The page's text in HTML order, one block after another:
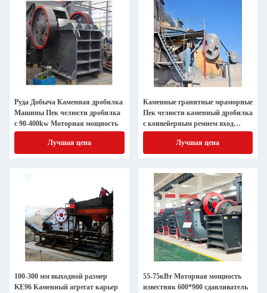
Руда Добыча Каменная дробилка
Машины Пек челюсти дробилка
с 90-400kw Моторная мощность
Лучшая цена
Каменные гранитные мраморные
Пек челюсти каменный дробилка
с конвейерным ремнем вход
Размер 0-410 мм
Лучшая цена
100-300 мм выходной размер
KE96 Каменный агрегат карьер
55-75кВт Моторная мощность
известняк 600*900 сдавливатель